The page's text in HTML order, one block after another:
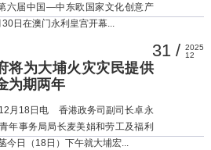
六届中国—中东欧国家文化创意产
日在澳门永利皇宫开幕...
31 /2025
12
将为大埔火灾灾民提供
为期两年
月18日电 香港政务司副司长卓永
年事务局局长麦美娟和劳工及福利
今日（18日）下午就大埔宏...